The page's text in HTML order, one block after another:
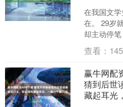
在我国文
在。 29岁
却主动停
所动。 他
的90%，都
查看： 145
赢牛网配
猜到后世
藏起耳光